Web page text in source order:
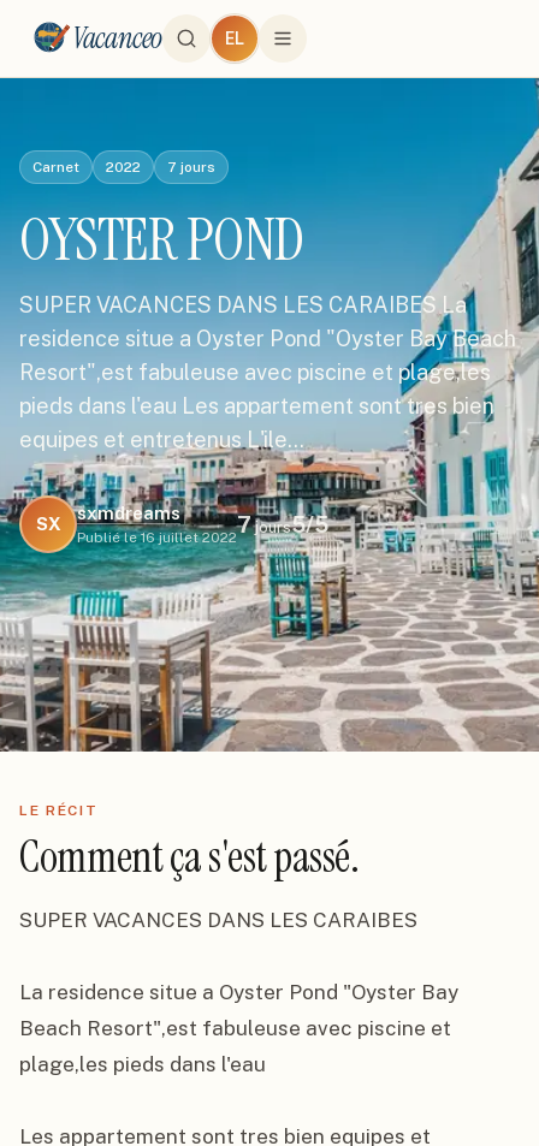
Vacanceo EL
Carnet 2022 7 jours
OYSTER POND
SUPER VACANCES DANS LES CARAIBES La
residence situe a Oyster Pond "Oyster Bay Beach
Resort",est fabuleuse avec piscine et plage,les
pieds dans l'eau Les appartement sont tres bien
equipes et entretenus L'ile…
SX
sxmdreams
Publié le 16 juillet 2022
7jours5/5
LE RÉCIT
Comment ça s'est passé.
SUPER VACANCES DANS LES CARAIBES
La residence situe a Oyster Pond "Oyster Bay
Beach Resort",est fabuleuse avec piscine et
plage,les pieds dans l'eau
Les appartement sont tres bien equipes et